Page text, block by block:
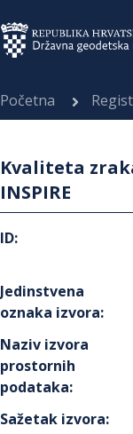
Početna
Kvaliteta
INSPIRE
ID:
Jedinstvena
oznaka izvora:
Naziv izvora
prostornih
podataka:
Sažetak izvora: